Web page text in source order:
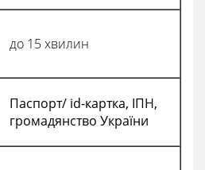
до 15 хвилин
Паспорт/ id-картка, ІПН,
громадянство України